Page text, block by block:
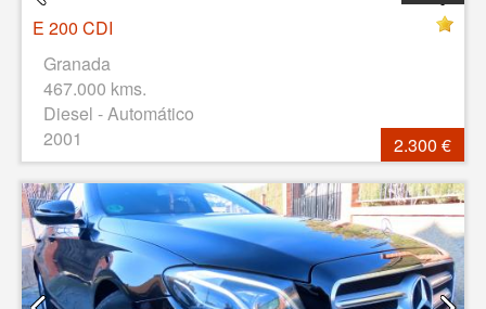
E 200 CDI
Granada
467.000 kms.
Diesel - Automático
2001
2.300 €